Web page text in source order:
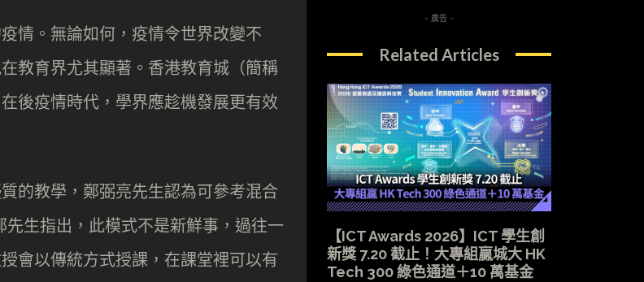
情。無論如何，疫情令世界改變不
教育界尤其顯著。香港教育城（簡稱
後疫情時代，學界應趁機發展更有效
的教學，鄭弼亮先生認為可參考混合
生指出，此模式不是新鮮事，過往一
會以傳統方式授課，在課堂裡可以有
- 廣告 -
Related Articles
【ICT Awards 2026】ICT 學生創
新獎 7.20 截止！大專組贏城大 HK
Tech 300 綠色通道＋10 萬基金